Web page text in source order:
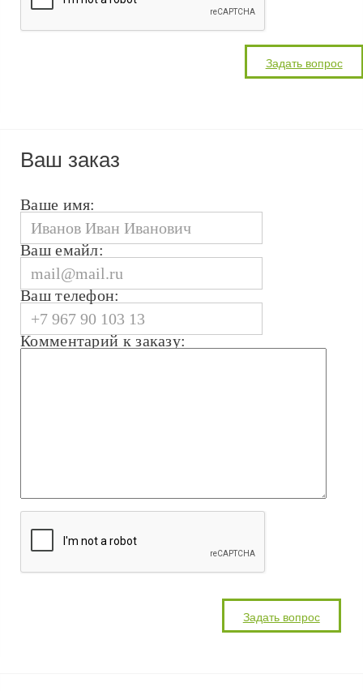
Ваш заказ
Ваше имя:
Ваш емайл:
Ваш телефон:
Комментарий к заказу: